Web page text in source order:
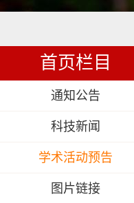
首页栏目
通知公告
科技新闻
学术活动预告
图片链接